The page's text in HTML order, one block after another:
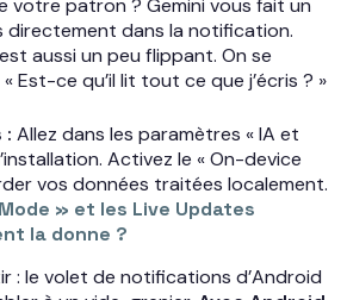
votre patron ? Gemini vous fait un
directement dans la notification.
aussi un peu flippant. On se
Est-ce qu’il lit tout ce que j’écris ? »
: Allez dans les paramètres « IA et
Activez le « On-device
vos données traitées localement.
» et les Live Updates
la donne ?
: le volet de notifications d’Android